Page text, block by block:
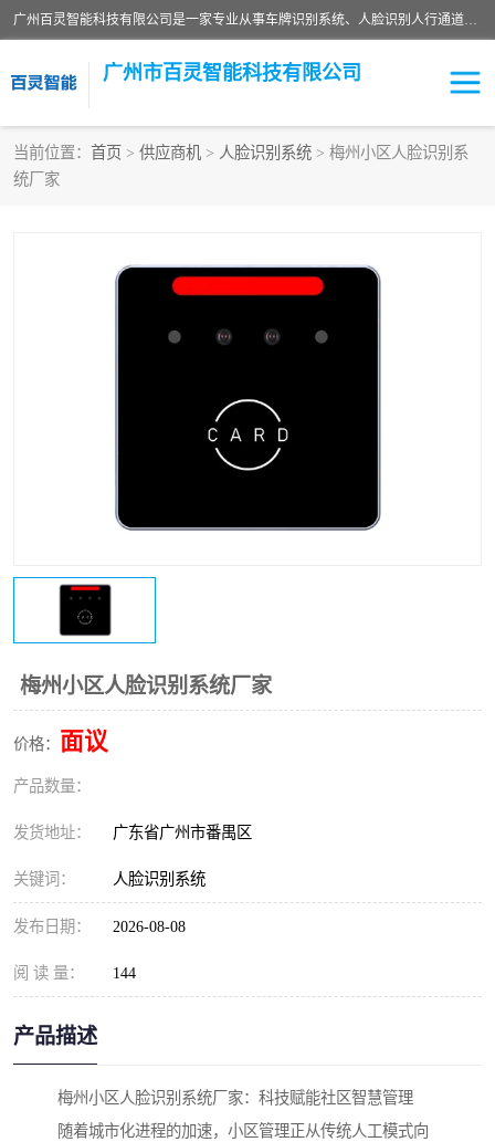
广州百灵智能科技有限公司是一家专业从事车牌识别系统、人脸识别人行通道、安防监控交通设施、停车场智能管理系统、停车场云平台、车牌识别一体机、自动道闸、通道设备、交通设施及交通划线等产品研发、生产和销售的高新技术企业。
广州市百灵智能科技有限公司
当前位置： 首页 > 供应商机 > 人脸识别系统 > 梅州小区人脸识别系
统厂家
梅州小区人脸识别系统厂家
价格： 面议
产品数量：
发货地址： 广东省广州市番禺区
关键词： 人脸识别系统
发布日期： 2026-08-08
阅 读 量： 144
产品描述
梅州小区人脸识别系统厂家：科技赋能社区智慧管理
随着城市化进程的加速，小区管理正从传统人工模式向
安防监控红外报警系统